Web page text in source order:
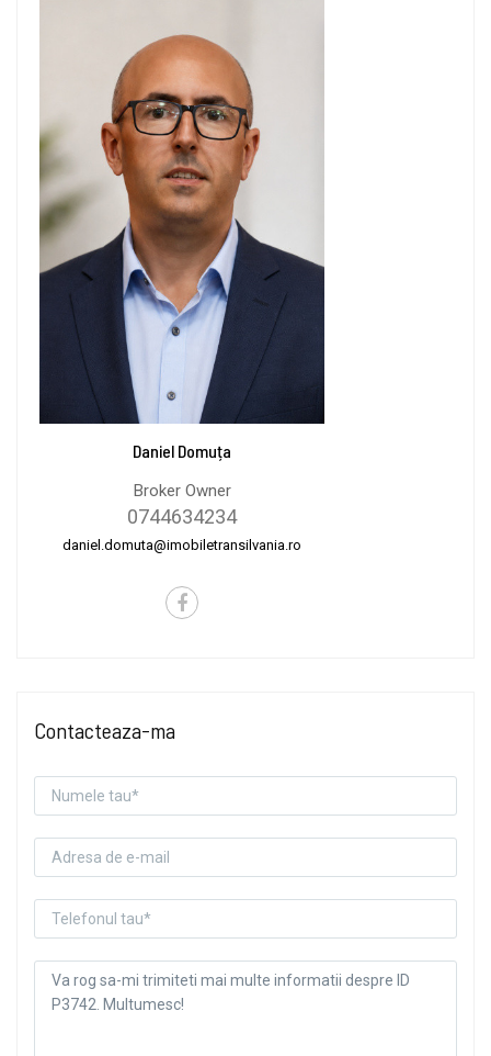
Daniel Domuța
Broker Owner
0744634234
daniel.domuta@imobiletransilvania.ro
Contacteaza-ma